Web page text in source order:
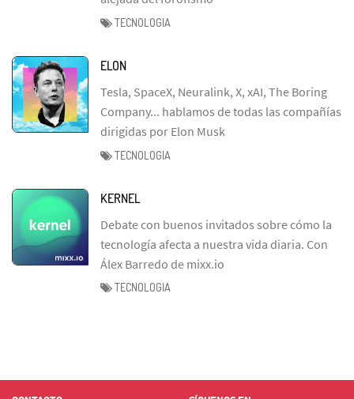
TECNOLOGIA
ELON
Tesla, SpaceX, Neuralink, X, xAI, The Boring
Company... hablamos de todas las compañías
dirigidas por Elon Musk
TECNOLOGIA
KERNEL
Debate con buenos invitados sobre cómo la
tecnología afecta a nuestra vida diaria. Con
Álex Barredo de mixx.io
TECNOLOGIA